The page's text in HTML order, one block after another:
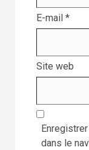
E-mail *
Site web
dans le